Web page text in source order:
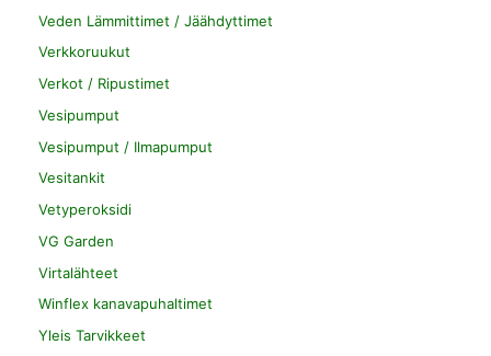
Veden Lämmittimet / Jäähdyttimet
Verkkoruukut
Verkot / Ripustimet
Vesipumput
Vesipumput / Ilmapumput
Vesitankit
Vetyperoksidi
VG Garden
Virtalähteet
Winflex kanavapuhaltimet
Yleis Tarvikkeet